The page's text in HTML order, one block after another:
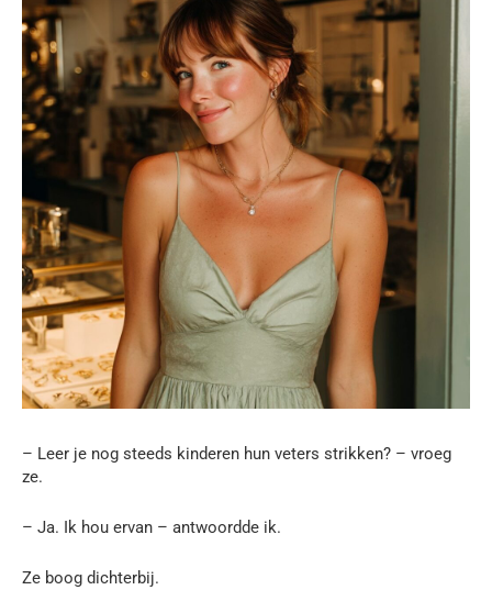
– Leer je nog steeds kinderen hun veters strikken? – vroeg
ze.
– Ja. Ik hou ervan – antwoordde ik.
Ze boog dichterbij.